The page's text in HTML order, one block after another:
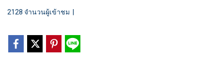
2128 จำนวนผู้เข้าชม